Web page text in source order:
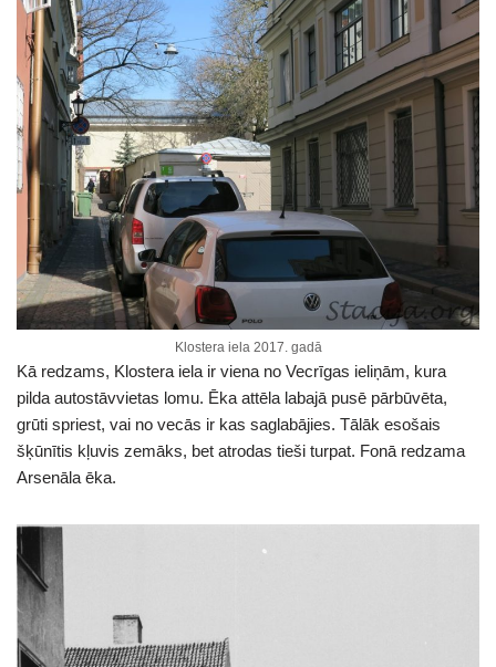
Klostera iela 2017. gadā
Kā redzams, Klostera iela ir viena no Vecrīgas ieliņām, kura
pilda autostāvvietas lomu. Ēka attēla labajā pusē pārbūvēta,
grūti spriest, vai no vecās ir kas saglabājies. Tālāk esošais
šķūnītis kļuvis zemāks, bet atrodas tieši turpat. Fonā redzama
Arsenāla ēka.